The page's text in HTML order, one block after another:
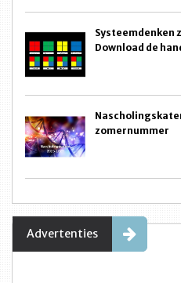
Systeemdenken
Download de
zomernummer
Advertenties